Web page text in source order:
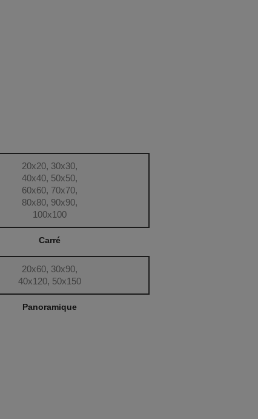
20x20, 30x30,
40x40, 50x50,
60x60, 70x70,
80x80, 90x90,
100x100
Carré
20x60, 30x90,
40x120, 50x150
Panoramique